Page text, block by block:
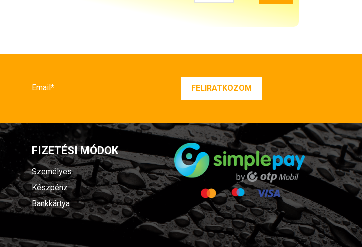
FIZETÉSI MÓDOK
Személyes
Készpénz
Bankkártya